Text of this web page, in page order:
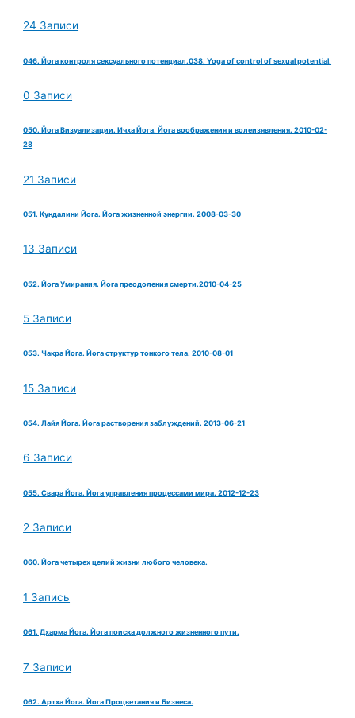
24 Записи
046. Йога контроля сексуального потенциал.038. Yoga of control of sexual potential.
0 Записи
050. Йога Визуализации. Ичха Йога. Йога воображения и волеизявления. 2010-02-
28
21 Записи
051. Кундалини Йога. Йога жизненной энергии. 2008-03-30
13 Записи
052. Йога Умирания. Йога преодоления смерти.2010-04-25
5 Записи
053. Чакра Йога. Йога структур тонкого тела. 2010-08-01
15 Записи
054. Лайя Йога. Йога растворения заблуждений. 2013-06-21
6 Записи
055. Свара Йога. Йога управления процессами мира. 2012-12-23
2 Записи
060. Йога четырех целий жизни любого человека.
1 Запись
061. Дхарма Йога. Йога поиска должного жизненного пути.
7 Записи
062. Артха Йога. Йога Процветания и Бизнеса.